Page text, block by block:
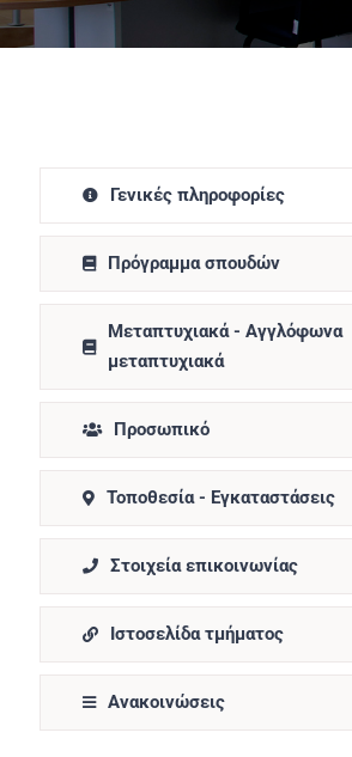
Γενικές πληροφορίες
Πρόγραμμα σπουδών
Μεταπτυχιακά - Αγγλόφωνα
μεταπτυχιακά
Προσωπικό
Τοποθεσία - Εγκαταστάσεις
Στοιχεία επικοινωνίας
Ιστοσελίδα τμήματος
Ανακοινώσεις